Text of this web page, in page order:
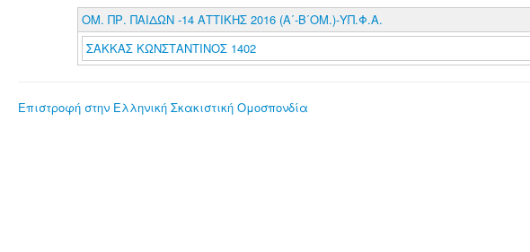
ΟΜ. ΠΡ. ΠΑΙΔΩΝ -14 ΑΤΤΙΚΗΣ 2016 (Α΄-Β΄ΟΜ.)-ΥΠ.Φ.Α.
ΣΑΚΚΑΣ ΚΩΝΣΤΑΝΤΙΝΟΣ 1402
Επιστροφή στην Ελληνική Σκακιστική Ομοσπονδία